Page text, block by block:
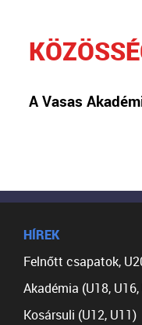
A Vasas
HÍREK
Felnőtt csapatok,
Akadémia (U18,
Kosársuli (U12, U11)